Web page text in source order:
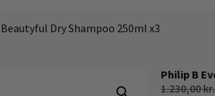
Dry Shampoo 250ml x3
Philip B
1.230,00kr.